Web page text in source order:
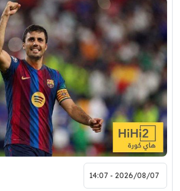
2026/08/07 - 14:07